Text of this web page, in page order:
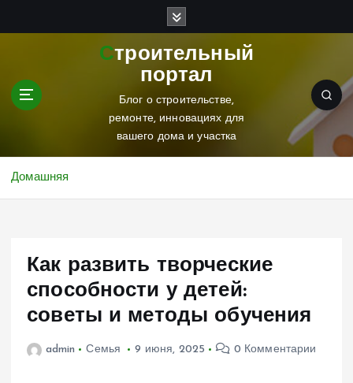
Строительный
портал
Блог о строительстве,
ремонте, инновациях для
вашего дома и участка
Домашняя
Как развить творческие
способности у детей:
советы и методы обучения
admin Семья 9 июня, 2025 0 Комментарии